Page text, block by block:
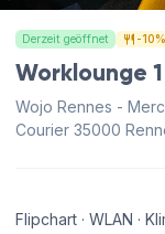
Derzeit geöffnet -10%
Worklounge
Wojo Rennes -
Courier 35000
Flipchart · WLAN ·